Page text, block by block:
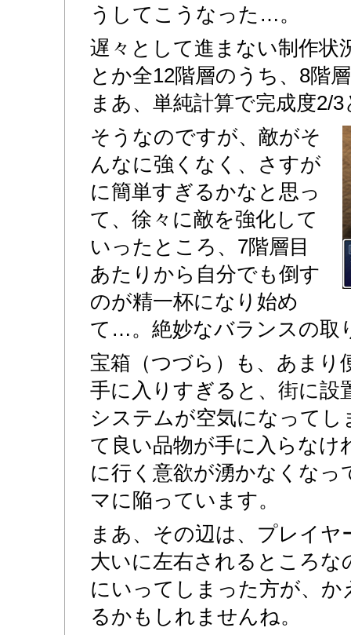
うしてこうなった…。
遅々として進まない制作状
とか全12階層のうち、8階
まあ、単純計算で完成度2/
そうなのですが、敵がそ
んなに強くなく、さすが
に簡単すぎるかなと思っ
て、徐々に敵を強化して
いったところ、7階層目
あたりから自分でも倒す
のが精一杯になり始め
て…。絶妙なバランスの取
宝箱（つづら）も、あまり
手に入りすぎると、街に設
システムが空気になって
て良い品物が手に入らなけ
に行く意欲が湧かなくな
マに陥っています。
まあ、その辺は、プレイ
大いに左右されるところ
にいってしまった方が、
るかもしれませんね。